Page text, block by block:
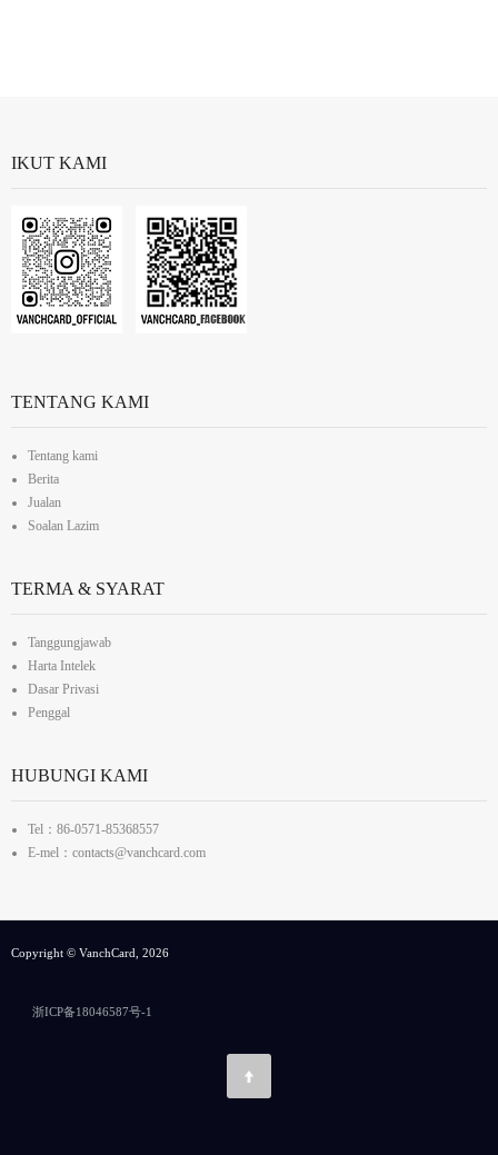
IKUT KAMI
TENTANG KAMI
Tentang kami
Berita
Jualan
Soalan Lazim
TERMA & SYARAT
Tanggungjawab
Harta Intelek
Dasar Privasi
Penggal
HUBUNGI KAMI
Tel：86-0571-85368557
E-mel：contacts@vanchcard.com
Copyright © VanchCard, 2026
浙ICP备18046587号-1